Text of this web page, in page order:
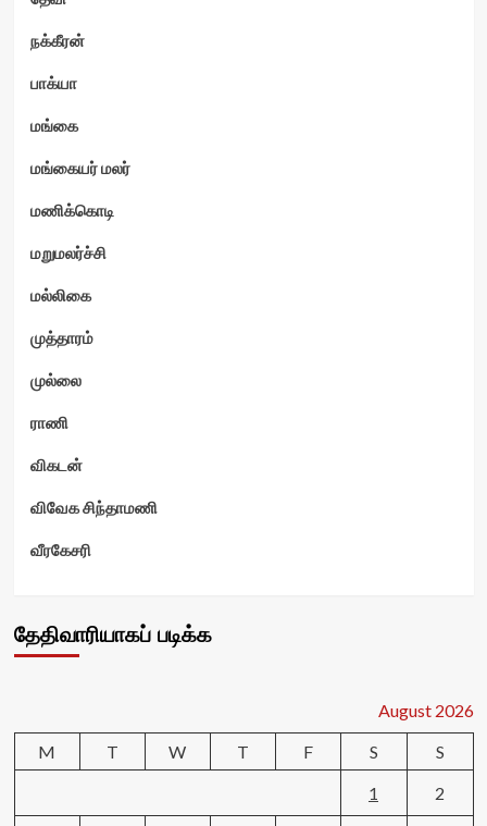
நக்கீரன்
பாக்யா
மங்கை
மங்கையர் மலர்
மணிக்கொடி
மறுமலர்ச்சி
மல்லிகை
முத்தாரம்
முல்லை
ராணி
விகடன்
விவேக சிந்தாமணி
வீரகேசரி
தேதிவாரியாகப் படிக்க
August 2026
M
T W T F S
S
1
2